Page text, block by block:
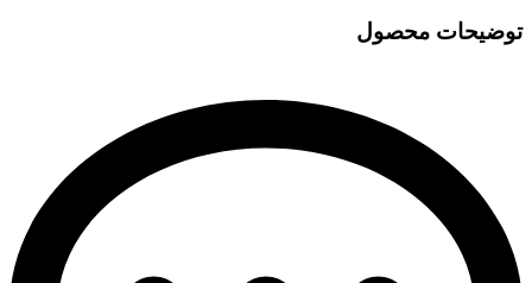
توضیحات محصول